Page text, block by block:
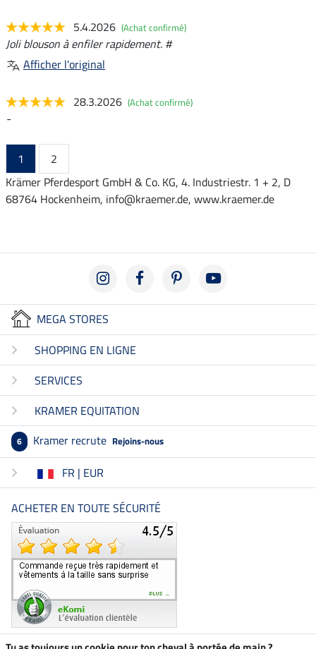
5.4.2026 (Achat confirmé)
Joli blouson à enfiler rapidement. #
Afficher l'original
28.3.2026 (Achat confirmé)
-
1
2
Krämer Pferdesport GmbH & Co. KG, 4. Industriestr. 1 + 2, D
68764 Hockenheim, info@kraemer.de, www.kraemer.de
MEGA STORES
SHOPPING EN LIGNE
SERVICES
KRAMER EQUITATION
6 Kramer recrute Rejoins-nous
FR | EUR
ACHETER EN TOUTE SÉCURITÉ